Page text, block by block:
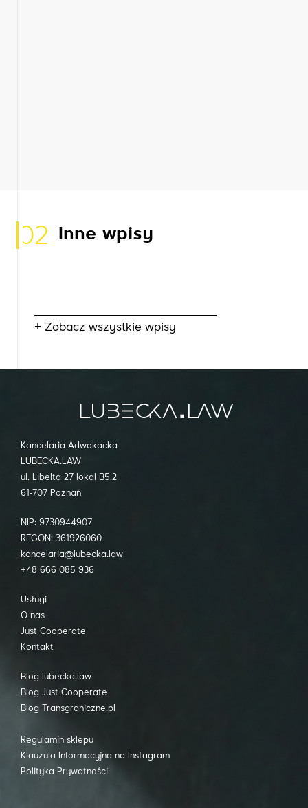
02 Inne wpisy
+ Zobacz wszystkie wpisy
Kancelaria Adwokacka
LUBECKA.LAW
ul. Libelta 27 lokal B5.2
61-707 Poznań
NIP: 9730944907
REGON: 361926060
kancelaria@lubecka.law
+48 666 085 936
Usługi
O nas
Just Cooperate
Kontakt
Blog lubecka.law
Blog Just Cooperate
Blog Transgraniczne.pl
Regulamin sklepu
Klauzula Informacyjna na Instagram
Polityka Prywatności